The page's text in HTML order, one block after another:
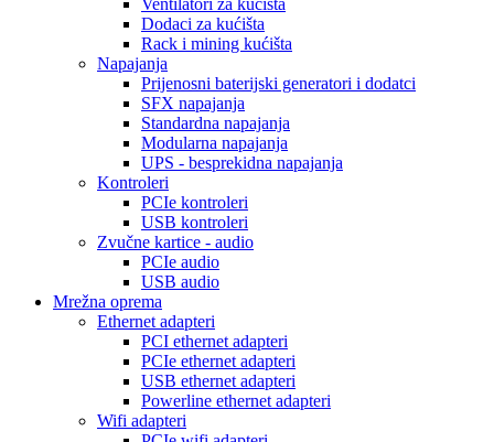
Ventilatori za kućišta
Dodaci za kućišta
Rack i mining kućišta
Napajanja
Prijenosni baterijski generatori i dodatci
SFX napajanja
Standardna napajanja
Modularna napajanja
UPS - besprekidna napajanja
Kontroleri
PCIe kontroleri
USB kontroleri
Zvučne kartice - audio
PCIe audio
USB audio
Mrežna oprema
Ethernet adapteri
PCI ethernet adapteri
PCIe ethernet adapteri
USB ethernet adapteri
Powerline ethernet adapteri
Wifi adapteri